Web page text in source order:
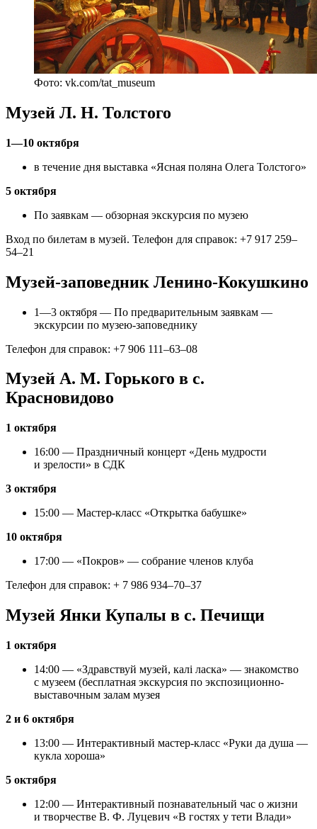
Фото: vk.com/tat_museum
Музей Л. Н. Толстого
1—10 октября
в течение дня выставка «Ясная поляна Олега Толстого»
5 октября
По заявкам — обзорная экскурсия по музею
Вход по билетам в музей. Телефон для справок: +7 917 259–
54–21
Музей-заповедник Ленино-Кокушкино
1—3 октября — По предварительным заявкам —
экскурсии по музею-заповеднику
Телефон для справок: +7 906 111–63–08
Музей А. М. Горького в с.
Красновидово
1 октября
16:00 — Праздничный концерт «День мудрости
и зрелости» в СДК
3 октября
15:00 — Мастер-класс «Открытка бабушке»
10 октября
17:00 — «Покров» — собрание членов клуба
Телефон для справок: + 7 986 934–70–37
Музей Янки Купалы в с. Печищи
1 октября
14:00 — «Здравствуй музей, калi ласка» — знакомство
с музеем (бесплатная экскурсия по экспозиционно-
выставочным залам музея
2 и 6 октября
13:00 — Интерактивный мастер-класс «Руки да душа —
кукла хороша»
5 октября
12:00 — Интерактивный познавательный час о жизни
и творчестве В. Ф. Луцевич «В гостях у тети Влади»